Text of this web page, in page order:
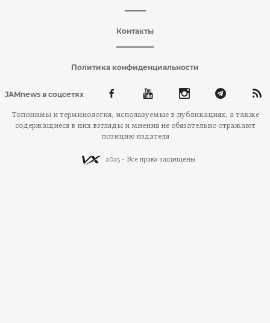
Контакты
Политика конфиденциальности
JAMnews в соцсетях
Топонимы и терминология, используемые в публикациях, а также
содержащиеся в них взгляды и мнения не обязательно отражают
позицию издателя
2025 - Все права защищены